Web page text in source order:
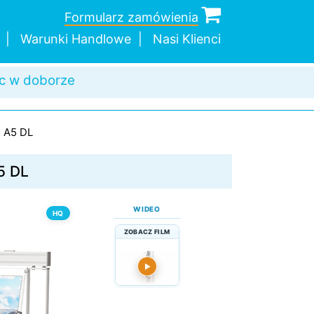
Warunki Handlowe Nasi Klienci
Formularz zamówienia
wysyłka
sztukimodeli
w doborze
DL
DL
HQ
WIDEO
ZOBACZ FILM
▶